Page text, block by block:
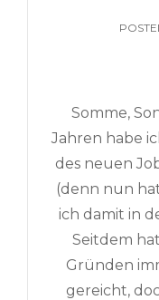
Somme,
Jahren habe
des neuen
(denn nun
ich damit in
Seitdem
Gründen
gereicht,